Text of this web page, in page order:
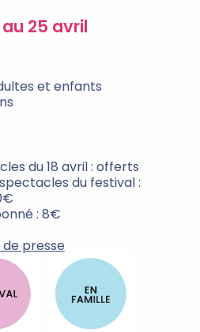
25 avril
et enfants
du 18 avril : offerts
du festival :
: 8€
de presse